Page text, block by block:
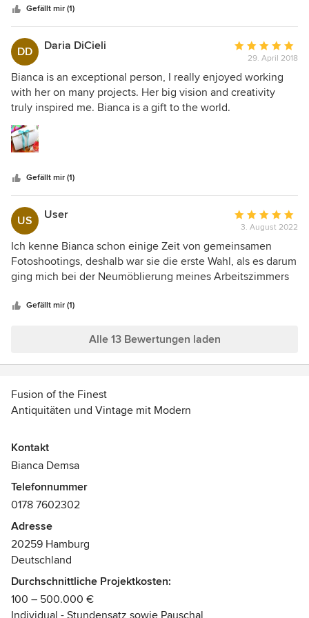
entdeckt, die perfekt zum Tisch passten. Eine gelungenes
obendrauf hat es auch sehr viel Spaß gemacht!
die genaue Zusammenstellung hierfür konnte ich mir
niemanden besseren vorstellen als Bianca Demsa. Sie
kombinierte nach einigen geschickten Handgriffen
bestimmte Einrichtungsgegenstände mit meinen modernen
Möbeln und dekorierte diese zusätzlich mit einigen
Vintage Wohnaccessoires, sodass eine warme und
einladende Atmosphäre entstand
Gefällt mir (1)
DD Daria DiCieli
Bewertung:
5
von
29. April 2018
Bianca is an exceptional person, I really enjoyed working
with her on many projects. Her big vision and creativity
truly inspired me. Bianca is a gift to the world.
Gefällt mir (1)
US User
Bewertung:
5
von
5
3. August 2022
Ich kenne Bianca schon einige Zeit von gemeinsamen
Fotoshootings, deshalb war sie die erste Wahl, als es darum
ging mich bei der Neumöblierung meines Arbeitszimmers
erschaffen, in dem ich mich sehr wohl fühle und das voll
Gefällt mir (1)
Alle 13 Bewertungen laden
Fusion of the Finest
Antiquitäten und Vintage mit Modern
Expertin für Design, Styling und Beratung mit Schwerpunkt
Antiquitäten und Vintage kombiniert mit modernes.
Exklusives Angebot von Antiquitäten, Design Klassiker und
Stoffe in Richtung Vintage und Retro
Klassische Beratung, E-Design, Recherche, Designschule,
Expertendatenbank und Kontakte herstellen
Kontakt
Bianca Demsa
Telefonnummer
0178 7602302
Adresse
20259 Hamburg
Deutschland
Durchschnittliche Projektkosten:
100 – 500.000 €
Individual - Stundensatz sowie Pauschal